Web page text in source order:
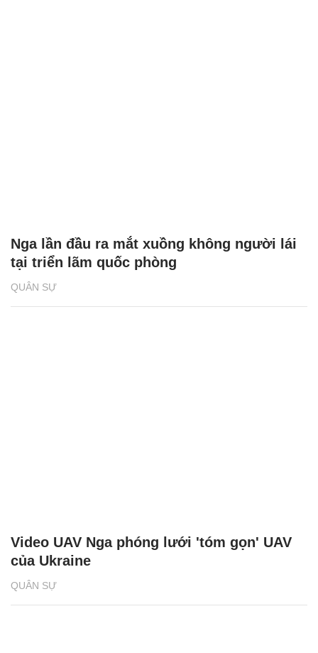
QUÂN SỰ
Nga lần đầu ra mắt xuồng không người lái
tại triển lãm quốc phòng
QUÂN SỰ
Video UAV Nga phóng lưới 'tóm gọn' UAV
của Ukraine